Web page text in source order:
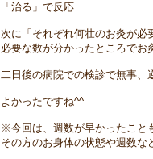
「治る」で反応
次に「それぞれ何壮のお灸が必
必要な数が分かったところでお
二日後の病院での検診で無事、
よかったですね^^
※今回は、週数が早かったこと
その方のお身体の状態や週数な